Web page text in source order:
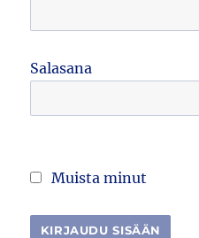
Salasana
Muista minut